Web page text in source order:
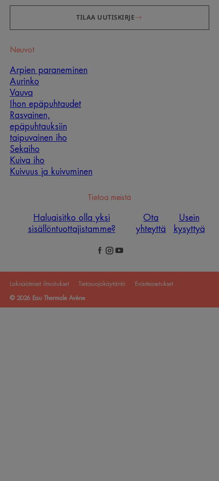
TILAA UUTISKIRJE
Neuvot
Arpien paraneminen
Aurinko
Vauva
Ihon epäpuhtaudet
Rasvainen,
epäpuhtauksiin
taipuvainen iho
Sekaiho
Kuiva iho
Kuivuus ja kuivuminen
Tietoa meistä
Haluaisitko olla yksi
sisällöntuottajistamme?
Ota
yhteyttä
Usein
kysyttyä
Lakisääteiset ilmoitukset Tietosuojakäytäntö Evästeasetukset
© 2026 Eau Thermale Avène